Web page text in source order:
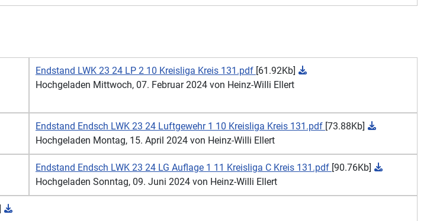
Endstand LWK 23 24 LP 2 10 Kreisliga Kreis 131.pdf [61.92Kb]
Hochgeladen Mittwoch, 07. Februar 2024 von Heinz-Willi Ellert
Endstand Endsch LWK 23 24 Luftgewehr 1 10 Kreisliga Kreis 131.pdf [73.88Kb]
Hochgeladen Montag, 15. April 2024 von Heinz-Willi Ellert
Endstand Endsch LWK 23 24 LG Auflage 1 11 Kreisliga C Kreis 131.pdf [90.76Kb]
Hochgeladen Sonntag, 09. Juni 2024 von Heinz-Willi Ellert